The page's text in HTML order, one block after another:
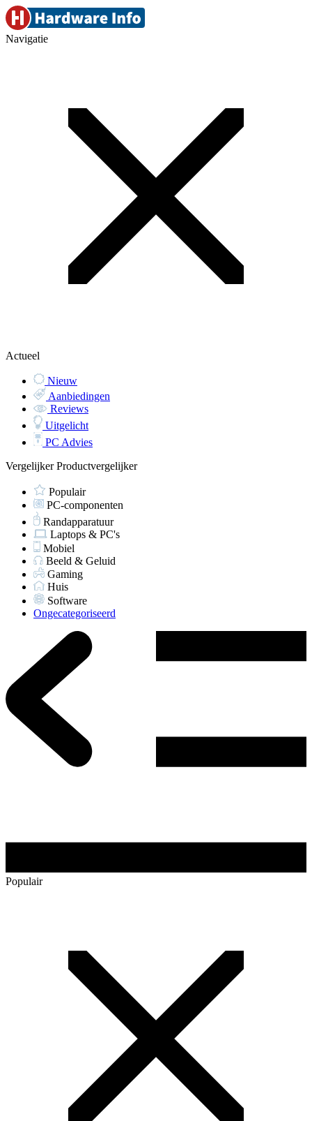
Navigatie
Actueel
Nieuw
Aanbiedingen
Reviews
Uitgelicht
PC Advies
VergelijkerProductvergelijker
Populair
PC-componenten
Randapparatuur
Laptops & PC's
Mobiel
Beeld & Geluid
Gaming
Huis
Software
Ongecategoriseerd
Populair